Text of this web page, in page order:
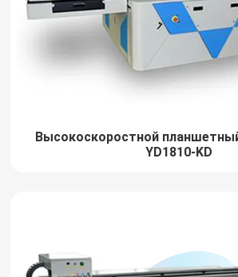
Высокоскоростной
YD1810-KD